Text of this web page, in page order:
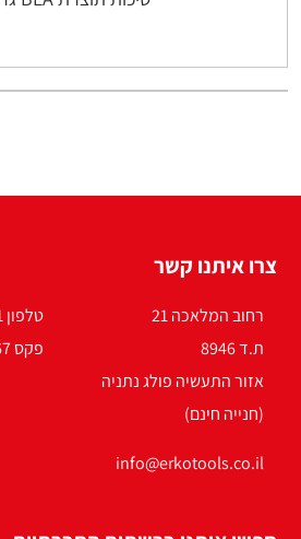
צרו איתנו קשר
רחוב המלאכה 21
ת.ד 8946
אזור התעשיה פולג נתניה
(חנייה חינם)
טלפון 09-3740111
פקס 09-8328367
info@erkotools.co.il